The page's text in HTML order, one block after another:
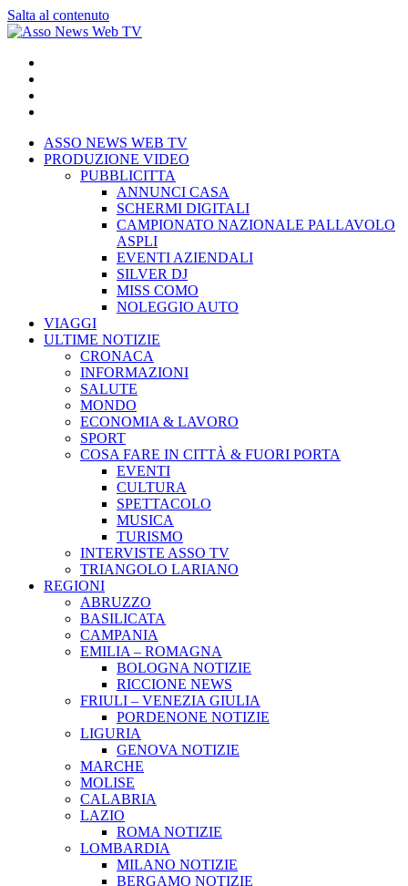
Salta al contenuto
ASSO NEWS WEB TV
PRODUZIONE VIDEO
PUBBLICITTA
ANNUNCI CASA
SCHERMI DIGITALI
CAMPIONATO NAZIONALE PALLAVOLO
ASPLI
EVENTI AZIENDALI
SILVER DJ
MISS COMO
NOLEGGIO AUTO
VIAGGI
ULTIME NOTIZIE
CRONACA
INFORMAZIONI
SALUTE
MONDO
ECONOMIA & LAVORO
SPORT
COSA FARE IN CITTÀ & FUORI PORTA
EVENTI
CULTURA
SPETTACOLO
MUSICA
TURISMO
INTERVISTE ASSO TV
TRIANGOLO LARIANO
REGIONI
ABRUZZO
BASILICATA
CAMPANIA
EMILIA – ROMAGNA
BOLOGNA NOTIZIE
RICCIONE NEWS
FRIULI – VENEZIA GIULIA
PORDENONE NOTIZIE
LIGURIA
GENOVA NOTIZIE
MARCHE
MOLISE
CALABRIA
LAZIO
ROMA NOTIZIE
LOMBARDIA
MILANO NOTIZIE
BERGAMO NOTIZIE